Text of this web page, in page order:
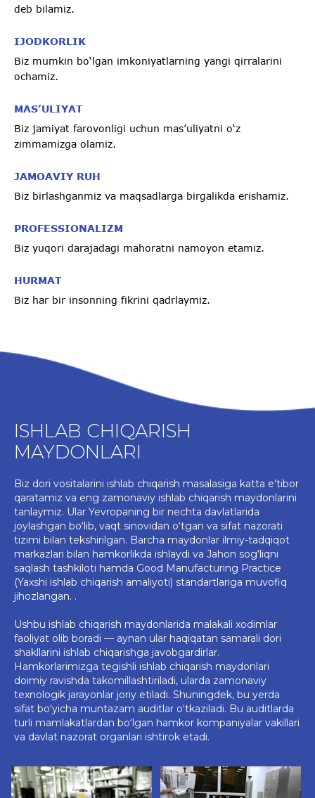
deb bilamiz.
IJODKORLIK
Biz mumkin bo‘lgan imkoniyatlarning yangi qirralarini
ochamiz.
MAS’ULIYAT
Biz jamiyat farovonligi uchun mas’uliyatni o‘z
zimmamizga olamiz.
JAMOAVIY RUH
Biz birlashganmiz va maqsadlarga birgalikda erishamiz.
PROFESSIONALIZM
Biz yuqori darajadagi mahoratni namoyon etamiz.
HURMAT
Biz har bir insonning fikrini qadrlaymiz.
ISHLAB CHIQARISH
MAYDONLARI
Biz dori vositalarini ishlab chiqarish masalasiga katta e’tibor
qaratamiz va eng zamonaviy ishlab chiqarish maydonlarini
tanlaymiz. Ular Yevropaning bir nechta davlatlarida
joylashgan bo‘lib, vaqt sinovidan o‘tgan va sifat nazorati
tizimi bilan tekshirilgan. Barcha maydonlar ilmiy-tadqiqot
markazlari bilan hamkorlikda ishlaydi va Jahon sog‘liqni
saqlash tashkiloti hamda Good Manufacturing Practice
(Yaxshi ishlab chiqarish amaliyoti) standartlariga muvofiq
jihozlangan. .
Ushbu ishlab chiqarish maydonlarida malakali xodimlar
faoliyat olib boradi — aynan ular haqiqatan samarali dori
shakllarini ishlab chiqarishga javobgardirlar.
Hamkorlarimizga tegishli ishlab chiqarish maydonlari
doimiy ravishda takomillashtiriladi, ularda zamonaviy
texnologik jarayonlar joriy etiladi. Shuningdek, bu yerda
sifat bo‘yicha muntazam auditlar o‘tkaziladi. Bu auditlarda
turli mamlakatlardan bo‘lgan hamkor kompaniyalar vakillari
va davlat nazorat organlari ishtirok etadi.